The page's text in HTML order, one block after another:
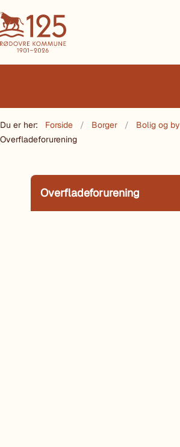
Du er her: Forside Borger Bolig og by
Overfladeforurening
Overfladeforurening